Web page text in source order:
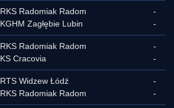
RKS Radomiak Radom
KGHM Zagłębie Lubin
-
-
RKS Radomiak Radom
KS Cracovia
-
-
RTS Widzew Łódź
RKS Radomiak Radom
-
-